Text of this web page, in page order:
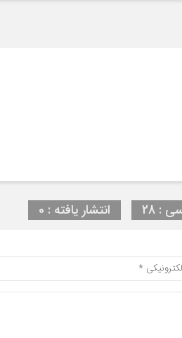
: 28 انتشار یافته : 0